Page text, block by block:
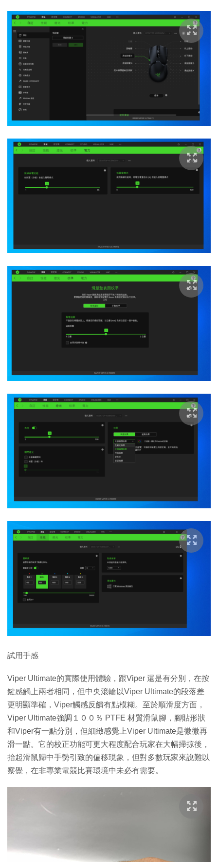
試用手感
Viper Ultimate的實際使用體驗，跟Viper 還是有分別，在按
鍵感觸上兩者相同，但中央滾輪以Viper Ultimate的段落差
更明顯準確，Viper觸感反饋有點模糊。至於順滑度方面，
Viper Ultimate強調１００％ PTFE 材質滑鼠腳，腳貼形狀
和Viper有一點分別，但細緻感覺上Viper Ultimate是微微再
滑一點。它的校正功能可更大程度配合玩家在大幅掃掠後，
抬起滑鼠歸中手勢引致的偏移現象，但對多數玩家來說難以
察覺，在非專業電競比賽環境中未必有需要。